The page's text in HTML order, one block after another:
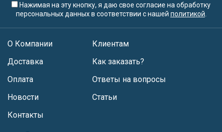
Нажимая на эту кнопку, я даю свое согласие на обработку
персональных данных в соответствии с нашей политикой
О Компании
Доставка
Оплата
Новости
Клиентам
Как заказать?
Ответы на вопросы
Статьи
Контакты